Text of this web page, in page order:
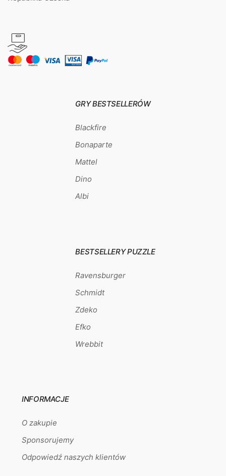
GRY BESTSELLERÓW
Blackfire
Bonaparte
Mattel
Dino
Albi
BESTSELLERY PUZZLE
Ravensburger
Schmidt
Zdeko
Efko
Wrebbit
INFORMACJE
O zakupie
Sponsorujemy
Odpowiedź naszych klientów